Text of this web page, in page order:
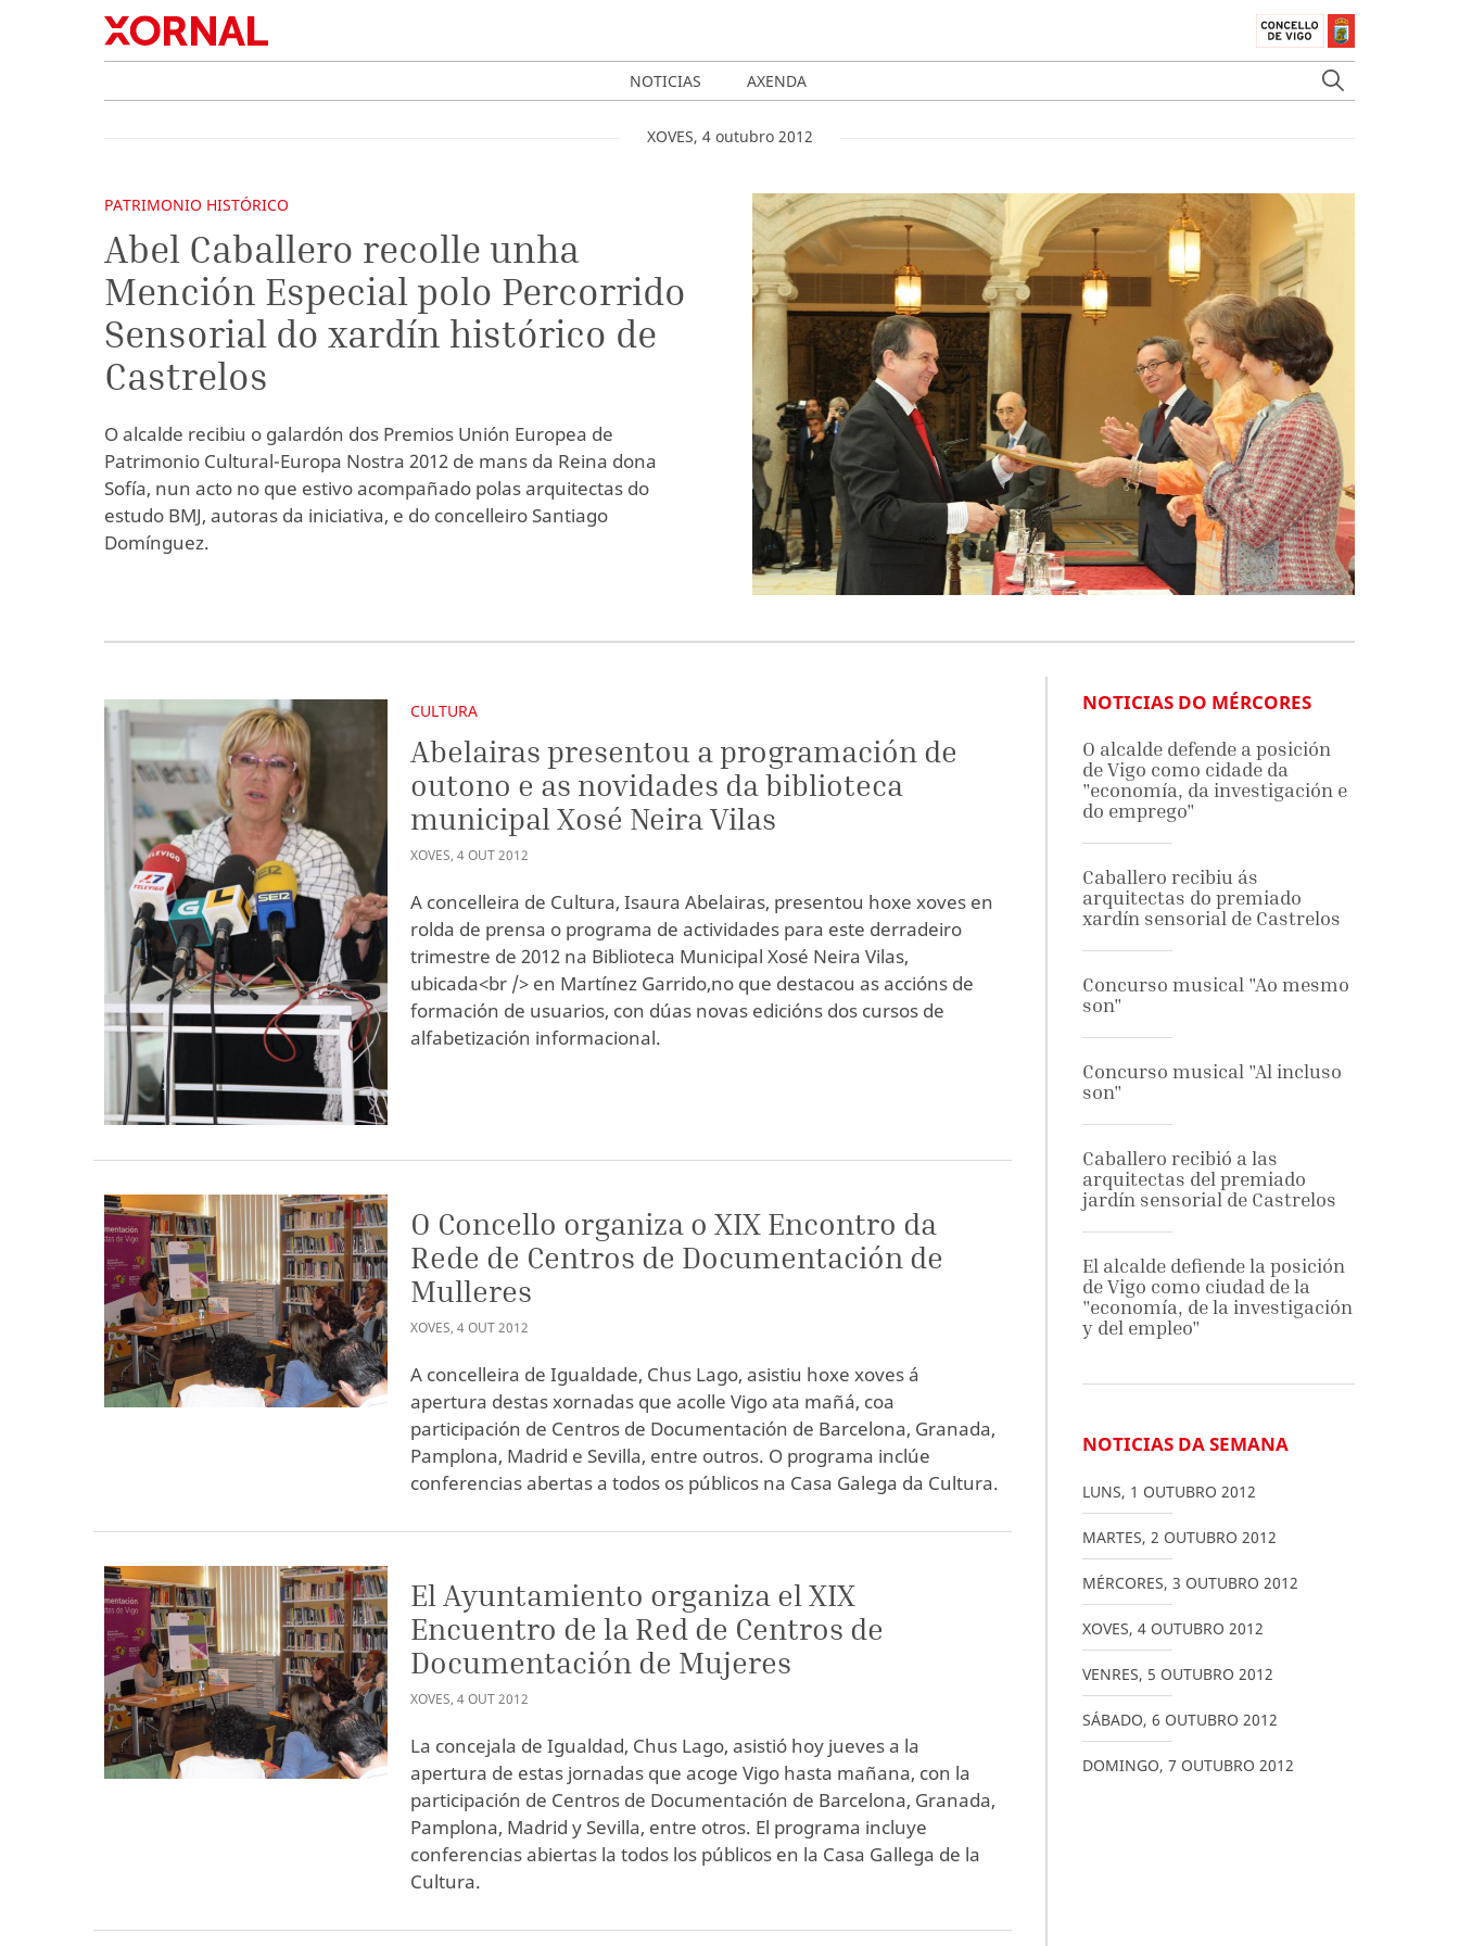
NOTICIAS AXENDA
XOVES, 4 outubro 2012
PATRIMONIO HISTÓRICO
Abel Caballero recolle unha
Mención Especial polo Percorrido
Sensorial do xardín histórico de
Castrelos
O alcalde recibiu o galardón dos Premios Unión Europea de
Patrimonio Cultural-Europa Nostra 2012 de mans da Reina dona
Sofía, nun acto no que estivo acompañado polas arquitectas do
estudo BMJ, autoras da iniciativa, e do concelleiro Santiago
Domínguez.
CULTURA
Abelairas presentou a programación de
outono e as novidades da biblioteca
municipal Xosé Neira Vilas
XOVES,4OUT2012
A concelleira de Cultura, Isaura Abelairas, presentou hoxe xoves en
rolda de prensa o programa de actividades para este derradeiro
trimestre de 2012 na Biblioteca Municipal Xosé Neira Vilas,
ubicada<br /> en Martínez Garrido,no que destacou as accións de
formación de usuarios, con dúas novas edicións dos cursos de
alfabetización informacional.
O Concello organiza o XIX Encontro da
Rede de Centros de Documentación de
Mulleres
XOVES,4OUT2012
A concelleira de Igualdade, Chus Lago, asistiu hoxe xoves á
apertura destas xornadas que acolle Vigo ata mañá, coa
participación de Centros de Documentación de Barcelona, Granada,
Pamplona, Madrid e Sevilla, entre outros. O programa inclúe
conferencias abertas a todos os públicos na Casa Galega da Cultura.
El Ayuntamiento organiza el XIX
Encuentro de la Red de Centros de
Documentación de Mujeres
XOVES,4OUT2012
La concejala de Igualdad, Chus Lago, asistió hoy jueves a la
apertura de estas jornadas que acoge Vigo hasta mañana, con la
participación de Centros de Documentación de Barcelona, Granada,
Pamplona, Madrid y Sevilla, entre otros. El programa incluye
conferencias abiertas la todos los públicos en la Casa Gallega de la
Cultura.
NOTICIAS DO MÉRCORES
O alcalde defende a posición
de Vigo como cidade da
"economía, da investigación e
do emprego"
Caballero recibiu ás
arquitectas do premiado
xardín sensorial de Castrelos
Concurso musical "Ao mesmo
son"
Concurso musical "Al incluso
son"
Caballero recibió a las
arquitectas del premiado
jardín sensorial de Castrelos
El alcalde defiende la posición
de Vigo como ciudad de la
"economía, de la investigación
y del empleo"
NOTICIAS DA SEMANA
LUNS, 1 OUTUBRO 2012
MARTES, 2 OUTUBRO 2012
MÉRCORES, 3 OUTUBRO 2012
XOVES, 4 OUTUBRO 2012
VENRES, 5 OUTUBRO 2012
SÁBADO, 6 OUTUBRO 2012
DOMINGO, 7 OUTUBRO 2012